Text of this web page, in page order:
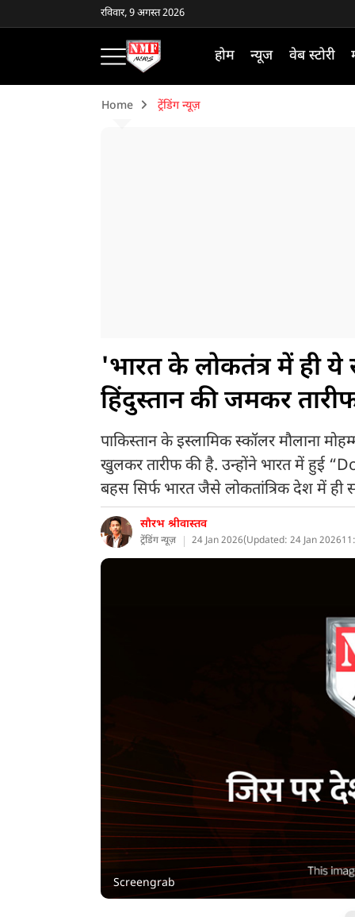
रविवार, 9 अगस्त 2026
होम न्यूज वेब स्टोरी
Home ट्रेंडिंग न्यूज़
'भारत के लोकतंत्र में ही ये
हिंदुस्तान की जमकर
पाकिस्तान के इस्लामिक स्कॉलर मौलाना
खुलकर तारीफ की है. उन्होंने भारत में हुई
बहस सिर्फ भारत जैसे लोकतांत्रिक देश में ही
सौरभ श्रीवास्तव
ट्रेंडिंग न्यूज़ 24 Jan 2026(Updated: 24 Jan 2026
Screengrab